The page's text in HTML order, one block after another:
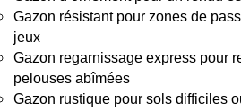
Gazon résistant pour zones de
jeux
Gazon regarnissage express pour
pelouses abîmées
Gazon rustique pour sols difficiles